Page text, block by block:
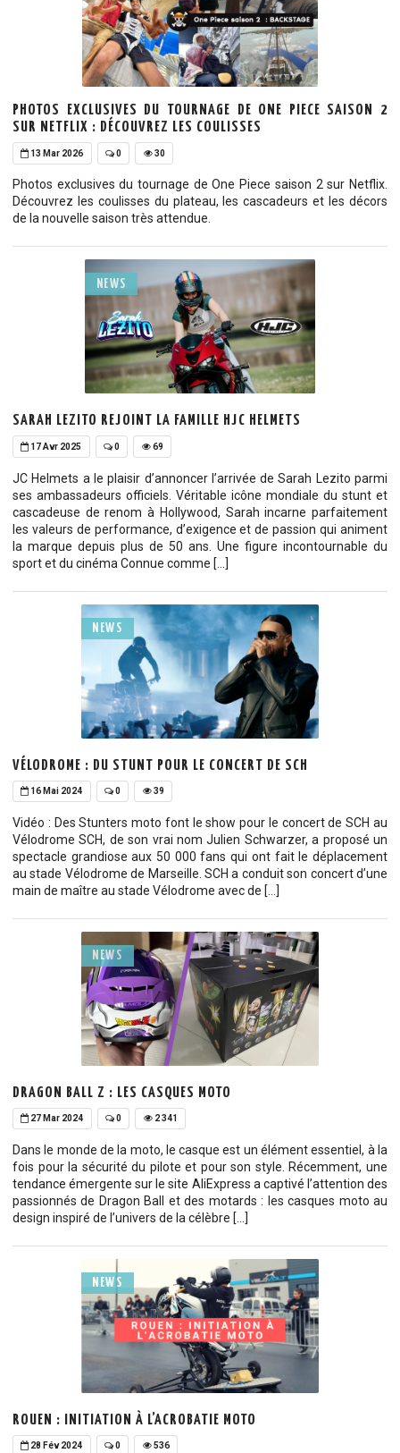
PHOTOS EXCLUSIVES DU TOURNAGE DE ONE PIECE SAISON 2
SUR NETFLIX : DÉCOUVREZ LES COULISSES
13 Mar 2026 0 30
Photos exclusives du tournage de One Piece saison 2 sur Netflix.
Découvrez les coulisses du plateau, les cascadeurs et les décors
de la nouvelle saison très attendue.
NEWS
SARAH LEZITO REJOINT LA FAMILLE HJC HELMETS
17 Avr 2025 0 69
JC Helmets a le plaisir d’annoncer l’arrivée de Sarah Lezito parmi
ses ambassadeurs officiels. Véritable icône mondiale du stunt et
cascadeuse de renom à Hollywood, Sarah incarne parfaitement
les valeurs de performance, d’exigence et de passion qui animent
la marque depuis plus de 50 ans. Une figure incontournable du
sport et du cinéma Connue comme […]
NEWS
VÉLODROME : DU STUNT POUR LE CONCERT DE SCH
16 Mai 2024 0 39
Vidéo : Des Stunters moto font le show pour le concert de SCH au
Vélodrome SCH, de son vrai nom Julien Schwarzer, a proposé un
spectacle grandiose aux 50 000 fans qui ont fait le déplacement
au stade Vélodrome de Marseille. SCH a conduit son concert d’une
main de maître au stade Vélodrome avec de […]
NEWS
DRAGON BALL Z : LES CASQUES MOTO
27 Mar 2024 0 2 341
Dans le monde de la moto, le casque est un élément essentiel, à la
fois pour la sécurité du pilote et pour son style. Récemment, une
tendance émergente sur le site AliExpress a captivé l’attention des
passionnés de Dragon Ball et des motards : les casques moto au
design inspiré de l’univers de la célèbre […]
NEWS
ROUEN : INITIATION À L’ACROBATIE MOTO
28 Fév 2024 0 536